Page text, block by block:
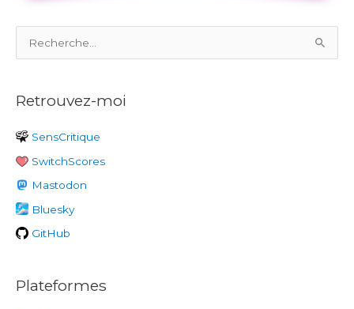
e
h
r
c
h
e
r
Retrouvez-moi
SensCritique
SwitchScores
Mastodon
Bluesky
GitHub
Plateformes